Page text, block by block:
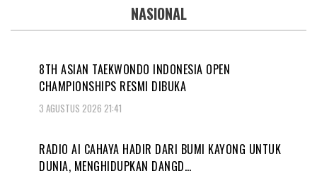
NASIONAL
8TH ASIAN TAEKWONDO INDONESIA OPEN
CHAMPIONSHIPS RESMI DIBUKA
3 AGUSTUS 2026 21:41
RADIO AI CAHAYA HADIR DARI BUMI KAYONG UNTUK
DUNIA, MENGHIDUPKAN DANGD…